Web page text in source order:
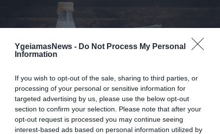
YgeiamasNews - Do Not Process My Personal
Information
If you wish to opt-out of the sale, sharing to third parties, or
processing of your personal or sensitive information for
targeted advertising by us, please use the below opt-out
section to confirm your selection. Please note that after your
opt-out request is processed you may continue seeing
interest-based ads based on personal information utilized by
ΥΓΕΙΑ
2 Το τρόφιμο που θωρακίζει «αθόρυβα»
τα οστά σε κάθε ηλικία… δεν είναι το
γάλα!